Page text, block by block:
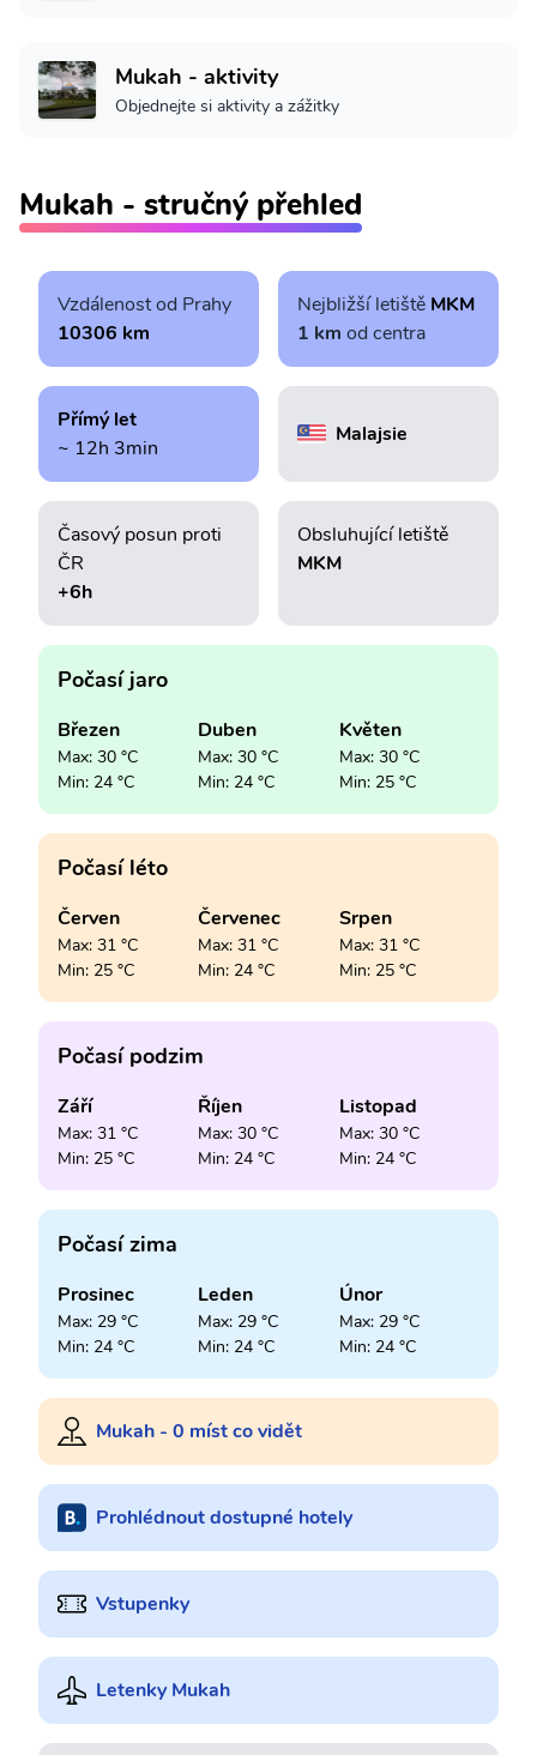
Mukah - aktivity
Objednejte si aktivity a zážitky
Mukah - stručný přehled
Vzdálenost od Prahy
10306 km
Nejbližší letiště MKM
1 km od centra
Přímý let
~ 12h 3min
Malajsie
Časový posun proti
ČR
+6h
Obsluhující letiště
MKM
Počasí jaro
Březen
Max: 30 °C
Min: 24 °C
Duben
Max: 30 °C
Min: 24 °C
Květen
Max: 30 °C
Min: 25 °C
Počasí léto
Červen
Max: 31 °C
Min: 25 °C
Červenec
Max: 31 °C
Min: 24 °C
Srpen
Max: 31 °C
Min: 25 °C
Počasí podzim
Září
Max: 31 °C
Min: 25 °C
Říjen
Max: 30 °C
Min: 24 °C
Listopad
Max: 30 °C
Min: 24 °C
Počasí zima
Prosinec
Max: 29 °C
Min: 24 °C
Leden
Max: 29 °C
Min: 24 °C
Únor
Max: 29 °C
Min: 24 °C
Mukah - 0 míst co vidět
Prohlédnout dostupné hotely
Vstupenky
Letenky Mukah